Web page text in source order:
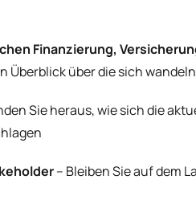
Finanzierung,
Überblick über die sich
Sie heraus, wie sich die
– Bleiben Sie auf dem